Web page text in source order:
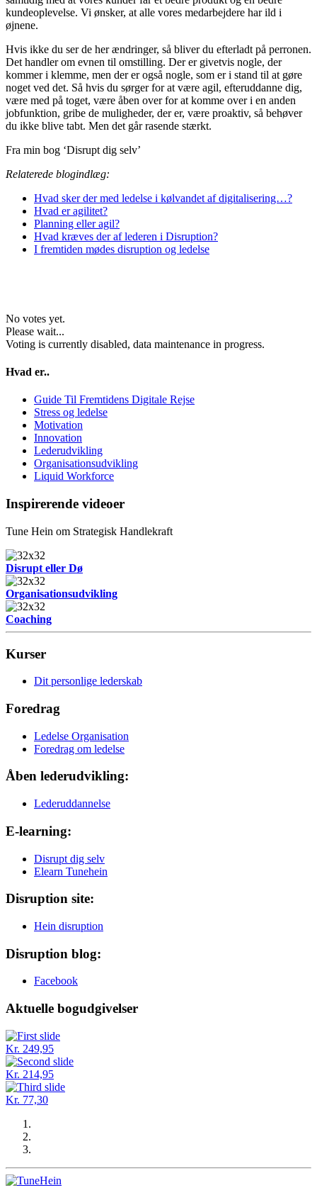
kundeoplevelse. Vi ønsker, at alle vores medarbejdere har ild i
øjnene.
Hvis ikke du ser de her ændringer, så bliver du efterladt på perronen.
Det handler om evnen til omstilling. Der er givetvis nogle, der
kommer i klemme, men der er også nogle, som er i stand til at gøre
noget ved det. Så hvis du sørger for at være agil, efteruddanne dig,
være med på toget, være åben over for at komme over i en anden
jobfunktion, gribe de muligheder, der er, være proaktiv, så behøver
du ikke blive tabt. Men det går rasende stærkt.
Fra min bog ‘Disrupt dig selv’
Relaterede blogindlæg:
Hvad sker der med ledelse i kølvandet af digitalisering…?
Hvad er agilitet?
Planning eller agil?
Hvad kræves der af lederen i Disruption?
I fremtiden mødes disruption og ledelse
No votes yet.
Please wait...
Voting is currently disabled, data maintenance in progress.
Hvad er..
Guide Til Fremtidens Digitale Rejse
Stress og ledelse
Motivation
Innovation
Lederudvikling
Organisationsudvikling
Liquid Workforce
Inspirerende videoer
Tune Hein om Strategisk Handlekraft
Disrupt eller Dø
Organisationsudvikling
Coaching
Kurser
Dit personlige lederskab
Foredrag
Ledelse Organisation
Foredrag om ledelse
Åben lederudvikling:
Lederuddannelse
E-learning:
Disrupt dig selv
Elearn Tunehein
Disruption site:
Hein disruption
Disruption blog:
Facebook
Aktuelle bogudgivelser
Kr. 249,95
Kr. 214,95
Kr. 77,30